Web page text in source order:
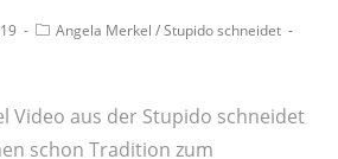
Angela Merkel /Stupido schneidet
Video aus der Stupido schneidet
schon Tradition zum